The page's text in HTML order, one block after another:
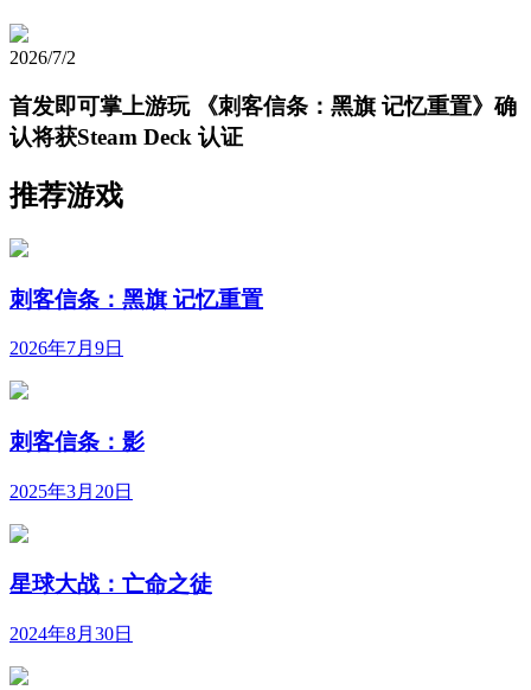
2026/7/2
首发即可掌上游玩 《刺客信条：黑旗 记忆重置》确
认将获Steam Deck 认证
推荐游戏
刺客信条：黑旗 记忆重置
2026年7月9日
刺客信条：影
2025年3月20日
星球大战：亡命之徒
2024年8月30日